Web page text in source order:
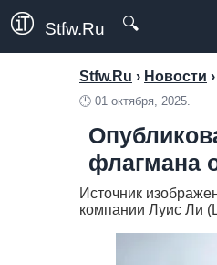
Stfw.Ru 🔍
Stfw.Ru › Новости ›
🕛 01 октября, 2025.
флагмана
Источник
компании Луис Ли